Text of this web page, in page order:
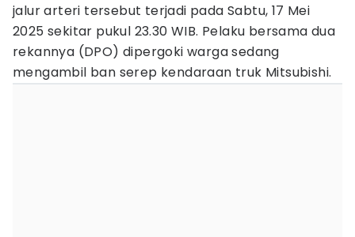
jalur arteri tersebut terjadi pada Sabtu, 17 Mei
2025 sekitar pukul 23.30 WIB. Pelaku bersama dua
rekannya (DPO) dipergoki warga sedang
mengambil ban serep kendaraan truk Mitsubishi.